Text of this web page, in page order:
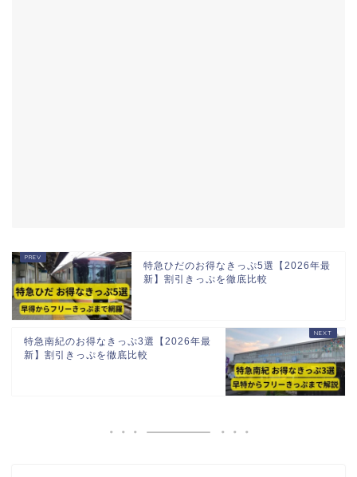
特急ひだのお得なきっぷ5選【2026年最
新】割引きっぷを徹底比較
特急南紀のお得なきっぷ3選【2026年最
新】割引きっぷを徹底比較